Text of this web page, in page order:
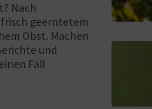
Nach
geerntetem
Obst. Machen
und
Fall